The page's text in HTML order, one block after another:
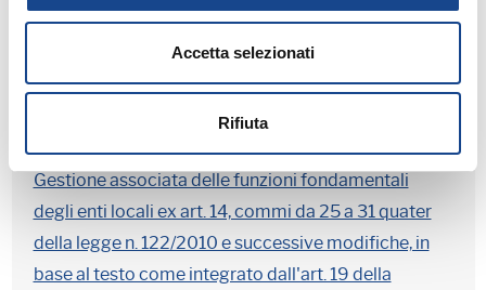
Accetta selezionati
Rifiuta
abrogativi nazionali. Acquisizione per posta
elettronica certificata dei certificati di iscrizione
Gestione associata delle funzioni fondamentali
degli enti locali ex art. 14, commi da 25 a 31 quater
della legge n. 122/2010 e successive modifiche, in
base al testo come integrato dall'art. 19 della